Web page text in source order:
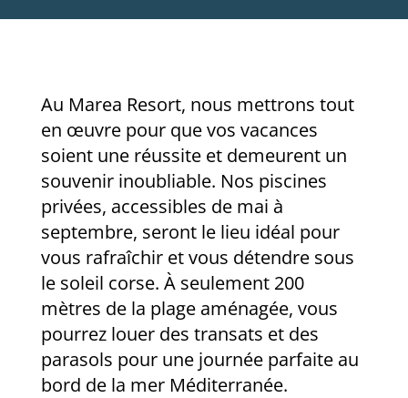
Au Marea Resort, nous mettrons tout
en œuvre pour que vos vacances
soient une réussite et demeurent un
souvenir inoubliable. Nos piscines
privées, accessibles de mai à
septembre, seront le lieu idéal pour
vous rafraîchir et vous détendre sous
le soleil corse. À seulement 200
mètres de la plage aménagée, vous
pourrez louer des transats et des
parasols pour une journée parfaite au
bord de la mer Méditerranée.